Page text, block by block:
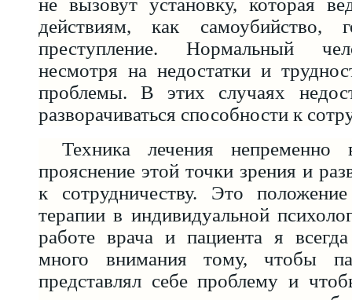
не вызовут установку, которая
действиям, как самоубийство,
преступление. Нормальный
несмотря на недостатки и
проблемы. В этих случаях
разворачиваться способности к
Техника лечения непременно
прояснение этой точки зрения и
к сотрудничеству. Это
терапии в индивидуальной
работе врача и пациента я
много внимания тому, чтобы
представлял себе проблему и